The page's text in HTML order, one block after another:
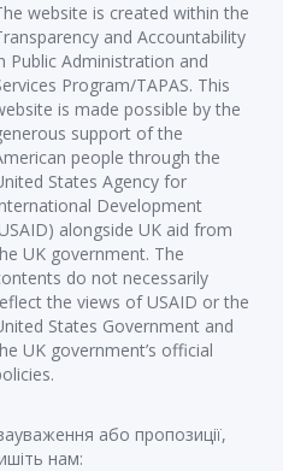
website is created within the
and Accountability
Public Administration and
Program/TAPAS. This
is made possible by the
support of the
people through the
States Agency for
Development
alongside UK aid from
UK government. The
do not necessarily
the views of USAID or the
States Government and
UK government’s official
або пропозиції,
нам: